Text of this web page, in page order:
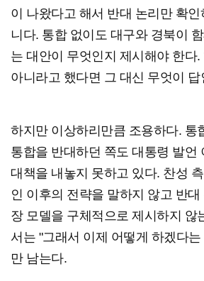
이 나왔다고 해서 반대 논리만 확
니다. 통합 없이도 대구와 경북이
는 대안이 무엇인지 제시해야 한다.
아니라고 했다면 그 대신 무엇이
하지만 이상하리만큼 조용하다. 통
통합을 반대하던 쪽도 대통령 발언
대책을 내놓지 못하고 있다. 찬성
인 이후의 전략을 말하지 않고 반
장 모델을 구체적으로 제시하지 않
서는 "그래서 이제 어떻게 하겠다
만 남는다.